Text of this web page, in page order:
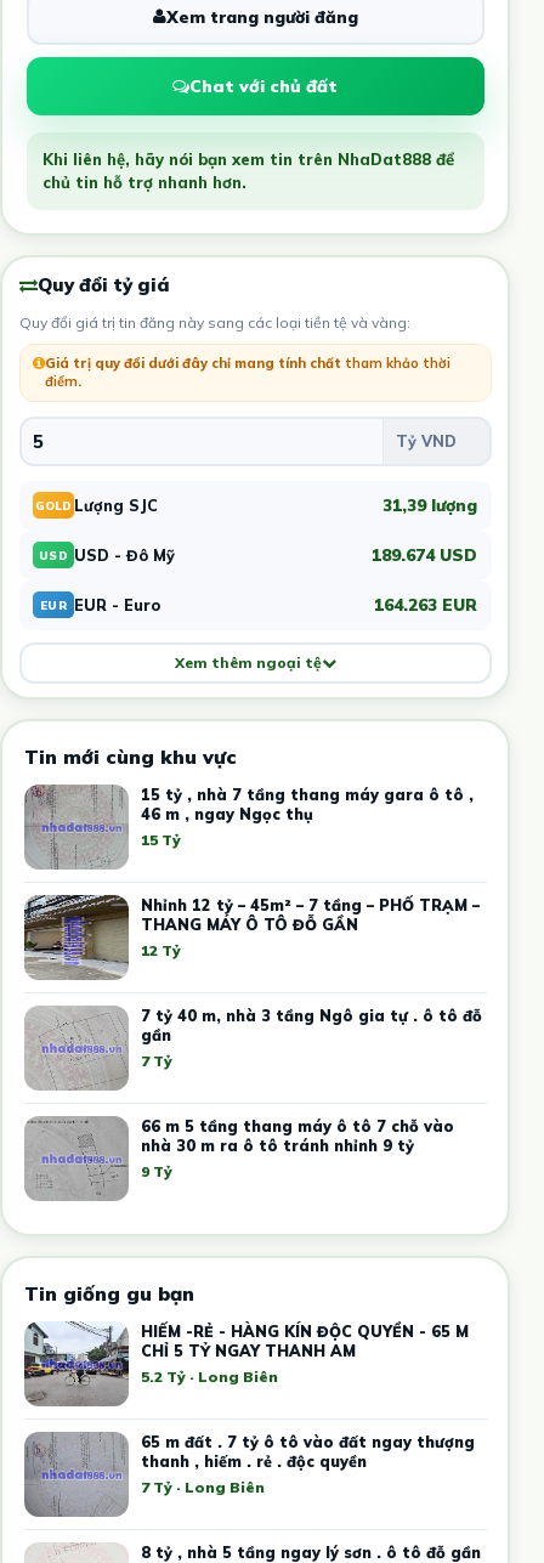
Xem trang người đăng
Chat với chủ đất
Khi liên hệ, hãy nói bạn xem tin trên NhaDat888 để
chủ tin hỗ trợ nhanh hơn.
Quy đổi tỷ giá
Quy đổi giá trị tin đăng này sang các loại tiền tệ và vàng:
Giá trị quy đổi dưới đây chỉ mang tính chất tham khảo thời
điểm.
GOLD Lượng SJC 31,39 lượng
USD USD - Đô Mỹ 189.674 USD
EUR EUR - Euro 164.263 EUR
Xem thêm ngoại tệ
Tin mới cùng khu vực
15 tỷ , nhà 7 tầng thang máy gara ô tô ,
46 m , ngay Ngọc thụ
15 Tỷ
Nhỉnh 12 tỷ – 45m² – 7 tầng – PHỐ TRẠM –
THANG MÁY Ô TÔ ĐỖ GẦN
12 Tỷ
7 tỷ 40 m, nhà 3 tầng Ngô gia tự . ô tô đỗ
gần
7 Tỷ
66 m 5 tầng thang máy ô tô 7 chỗ vào
nhà 30 m ra ô tô tránh nhỉnh 9 tỷ
9 Tỷ
Tin giống gu bạn
HIẾM -RẺ - HÀNG KÍN ĐỘC QUYỀN - 65 M
CHỈ 5 TỶ NGAY THANH AM
5.2 Tỷ · Long Biên
65 m đất . 7 tỷ ô tô vào đất ngay thượng
thanh , hiếm . rẻ . độc quyền
7 Tỷ · Long Biên
8 tỷ , nhà 5 tầng ngay lý sơn . ô tô đỗ gần